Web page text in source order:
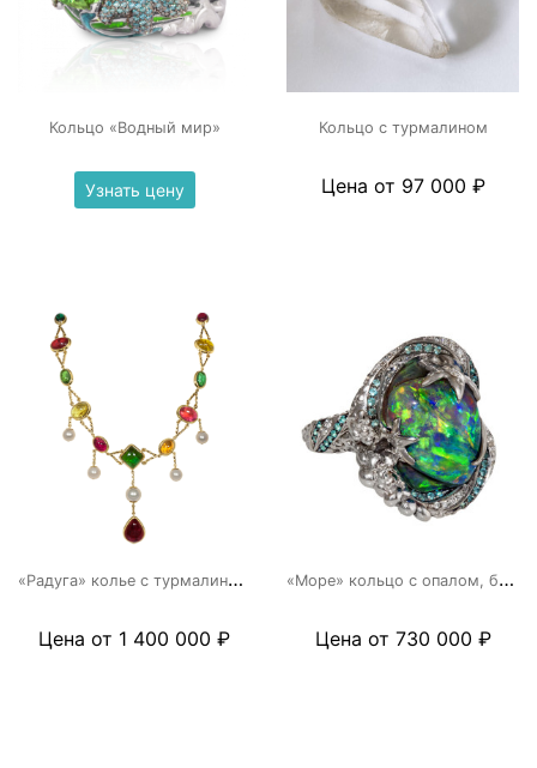
Кольцо «Водный мир»
Узнать цену
Кольцо с турмалином
Цена от 97 000 ₽
«
Радуга» колье с турмалинами и жемчугом
Цена от 1 400 000 ₽
«
Море» кольцо с опалом, бриллиантами и эмалью
Цена от 730 000 ₽